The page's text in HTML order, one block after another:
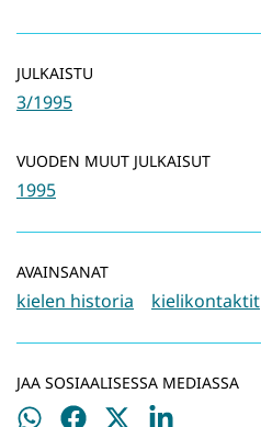
JULKAISTU
3/1995
VUODEN MUUT JULKAISUT
1995
AVAINSANAT
kielen historia kielikontaktit
JAA SOSIAALISESSA MEDIASSA
Jaa
Jaa
Jaa
Jaa